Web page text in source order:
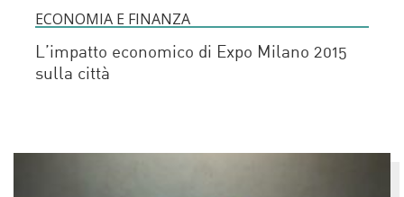
ECONOMIA E FINANZA
L’impatto economico di Expo Milano 2015
sulla città